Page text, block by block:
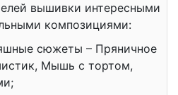
вышивки интересными
композициями:
сюжеты – Пряничное
Мышь с тортом,